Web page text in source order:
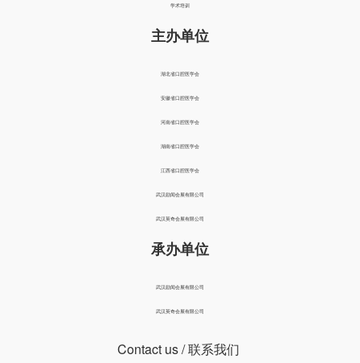
学术培训
主办单位
湖北省口腔医学会
安徽省口腔医学会
河南省口腔医学会
湖南省口腔医学会
江西省口腔医学会
武汉励闻会展有限公司
武汉英奇会展有限公司
承办单位
武汉励闻会展有限公司
武汉英奇会展有限公司
Contact us/ 联系我们